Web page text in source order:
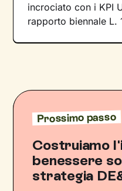
incrociato con i KPI
rapporto biennale L.
Prossimo passo
Costruiamo
benessere
strategia